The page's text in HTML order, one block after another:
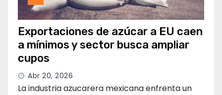
Exportaciones de azúcar a EU caen
a mínimos y sector busca ampliar
cupos
Abr 20, 2026
La industria azucarera mexicana enfrenta un